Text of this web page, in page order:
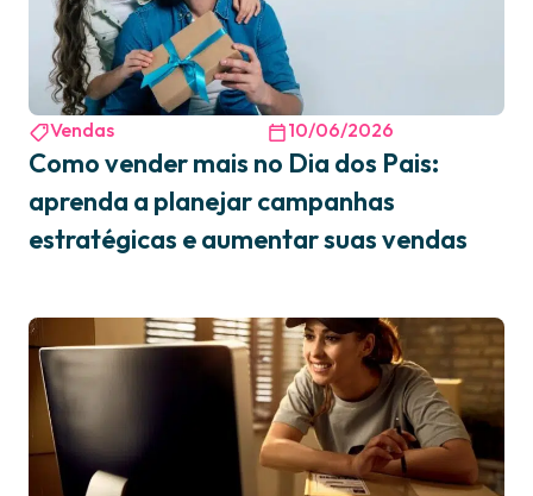
Vendas 10/06/2026
Como vender mais no Dia dos Pais:
aprenda a planejar campanhas
estratégicas e aumentar suas vendas